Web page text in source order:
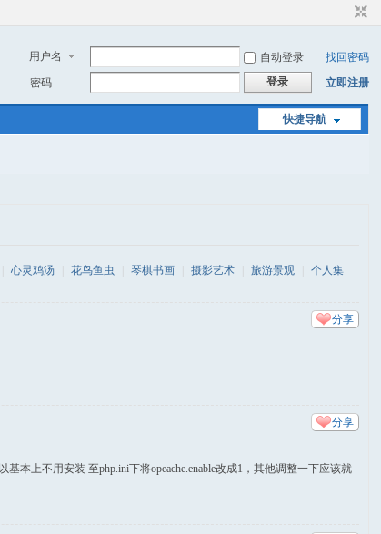
用户名 自动登录
找回密码
密码
登录 立即注册
快捷导航
心灵鸡汤 花鸟鱼虫 琴棋书画 摄影艺术 旅游景观
个人集
分享
分享
本上不用安装 至php.ini下将opcache.enable改成1，其他调整一下应该就